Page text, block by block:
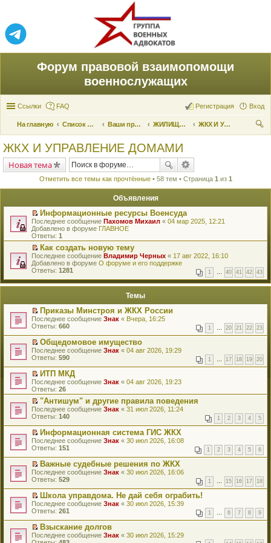
Форум правовой взаимопомощи
военнослужащих
Ссылки FAQ Вход
Регистрация
На главную Список форумов Ваши права и их реализация ЖИЛИЩНЫЕ ВОПРОСЫ
ЖКХ И УПРАВЛЕНИЕ ДОМАМИ
ЖКХ И УПРАВЛЕНИЕ ДОМАМИ
Новая тема
Отметить все темы как прочтённые• 58 тем • Страница 1 из 1
Объявления
П
е
р
е
й
т
и
к
е
о
м
у
н
е
п
р
о
и
т
а
н
н
о
м
с
о
о
б
щ
е
н
и
ю
Информационные ресурсы Военсуда
Последнее сообщение Пахомов Михаил « 04 мар 2025, 12:21
Добавлено в форуме ГЛАВНОЕ
Ответы: 1
П
е
р
й
к
п
е
р
в
о
м
у
е
п
р
о
ч
и
т
а
н
н
о
м
у
с
о
о
щ
е
н
и
ю
Как создать новую тему
Последнее сообщение Владимир Черных « 17 авг 2022, 16:10
Добавлено в форуме О форуме и его поддержке
Ответы: 1281 1 … 40 41 42 43
Темы
П
е
е
й
т
и
к
п
е
р
в
м
у
н
е
п
р
ч
и
т
а
н
н
о
м
у
с
о
Приказы Минстроя и ЖКХ России
Последнее сообщение Знак « Вчера, 16:25
Ответы: 660 1 … 20 21 22 23
П
е
е
й
т
и
к
п
е
р
в
о
м
у
н
е
п
р
ч
и
т
а
н
н
о
Общедомовое имущество
Последнее сообщение Знак « 04 авг 2026, 19:29
Ответы: 590 1 … 17 18 19 20
П
е
р
е
й
т
к
п
е
р
в
о
м
у
н
е
п
р
ч
и
т
ИТП МКД
Последнее сообщение Знак « 04 авг 2026, 19:23
Ответы: 26
П
е
е
й
т
и
к
п
е
р
в
о
м
у
е
п
р
"Антишум" и другие правила поведения
Последнее сообщение Знак « 31 июл 2026, 11:24
Ответы: 140 1 2 3 4 5
П
е
е
й
т
и
к
п
е
р
в
о
м
у
Информационная система ГИС ЖКХ
Последнее сообщение Знак « 30 июл 2026, 16:08
Ответы: 151 1 2 3 4 5 6
П
е
е
й
т
и
к
п
е
Важные судебные решения по ЖКХ
Последнее сообщение Знак « 30 июл 2026, 16:06
Ответы: 529 1 … 15 16 17 18
П
е
е
й
т
Школа управдома. Не дай себя ограбить!
Последнее сообщение Знак « 30 июл 2026, 15:39
Ответы: 261 1 … 6 7 8 9
П
е
Взыскание долгов
Последнее сообщение Знак « 30 июл 2026, 15:29